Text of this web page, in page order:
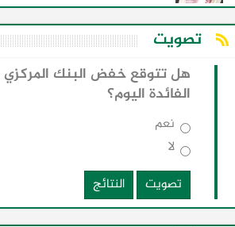
تصويت
هل تتوقع خفض البنك المركزي
الفائدة اليوم؟
نعم
لا
تصويت
النتائج